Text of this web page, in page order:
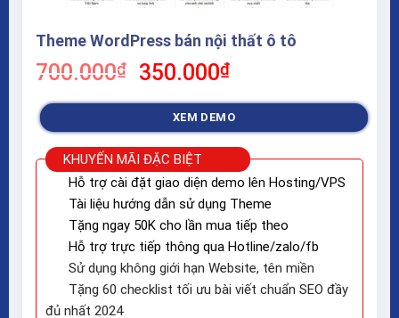
Theme WordPress bán nội thất ô tô
700.000₫
Giá
700.000₫.
350.000₫Giá
tại
là:
350.000₫.
XEM DEMO
KHUYẾN MÃI ĐẶC BIỆT
Hỗ trợ cài đặt giao diện demo lên Hosting/VPS
Tài liệu hướng dẫn sử dụng Theme
Tặng ngay 50K cho lần mua tiếp theo
Hỗ trợ trực tiếp thông qua Hotline/zalo/fb
Sử dụng không giới hạn Website, tên miền
Tặng 60 checklist tối ưu bài viết chuẩn SEO đầy
đủ nhất 2024